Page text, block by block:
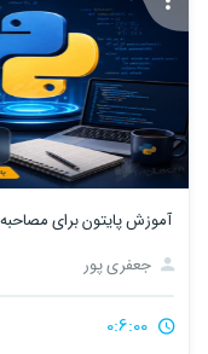
آموزش پایتون برای
جعفری پور